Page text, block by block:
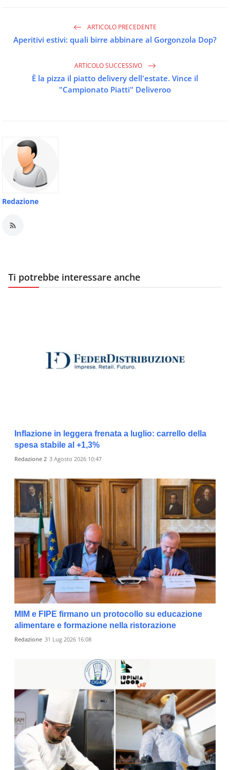
ARTICOLO PRECEDENTE
Aperitivi estivi: quali birre abbinare al Gorgonzola Dop?
ARTICOLO SUCCESSIVO
È la pizza il piatto delivery dell'estate. Vince il
"Campionato Piatti" Deliveroo
Redazione
Ti potrebbe interessare anche
Inflazione in leggera frenata a luglio: carrello della
spesa stabile al +1,3%
Redazione 2 3 Agosto 2026 10:47
MIM e FIPE firmano un protocollo su educazione
alimentare e formazione nella ristorazione
Redazione 31 Lug 2026 16:08